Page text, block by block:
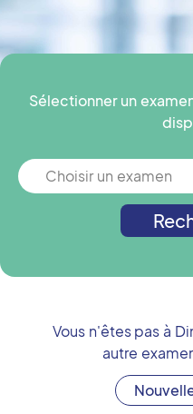
Sélectionner un
Choisir un examen
Vous n'êtes pas à
autre